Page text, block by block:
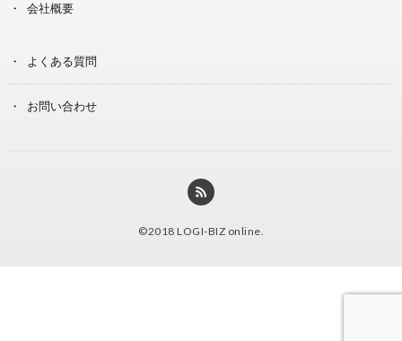
会社概要
よくある質問
お問い合わせ
©2018 LOGI-BIZ online